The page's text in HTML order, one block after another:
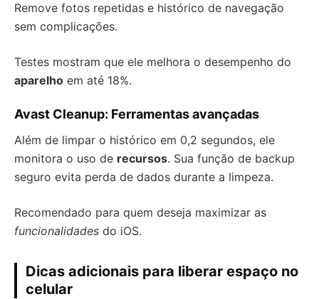
Remove fotos repetidas e histórico de navegação
sem complicações.
Testes mostram que ele melhora o desempenho do
aparelho em até 18%.
Avast Cleanup: Ferramentas avançadas
Além de limpar o histórico em 0,2 segundos, ele
monitora o uso de recursos. Sua função de backup
seguro evita perda de dados durante a limpeza.
Recomendado para quem deseja maximizar as
funcionalidades do iOS.
Dicas adicionais para liberar espaço no
celular